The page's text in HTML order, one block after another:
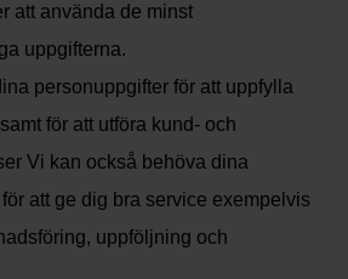
att använda de minst
uppgifterna.
personuppgifter för att uppfylla
för att utföra kund- och
Vi kan också behöva dina
att ge dig bra service exempelvis
uppföljning och